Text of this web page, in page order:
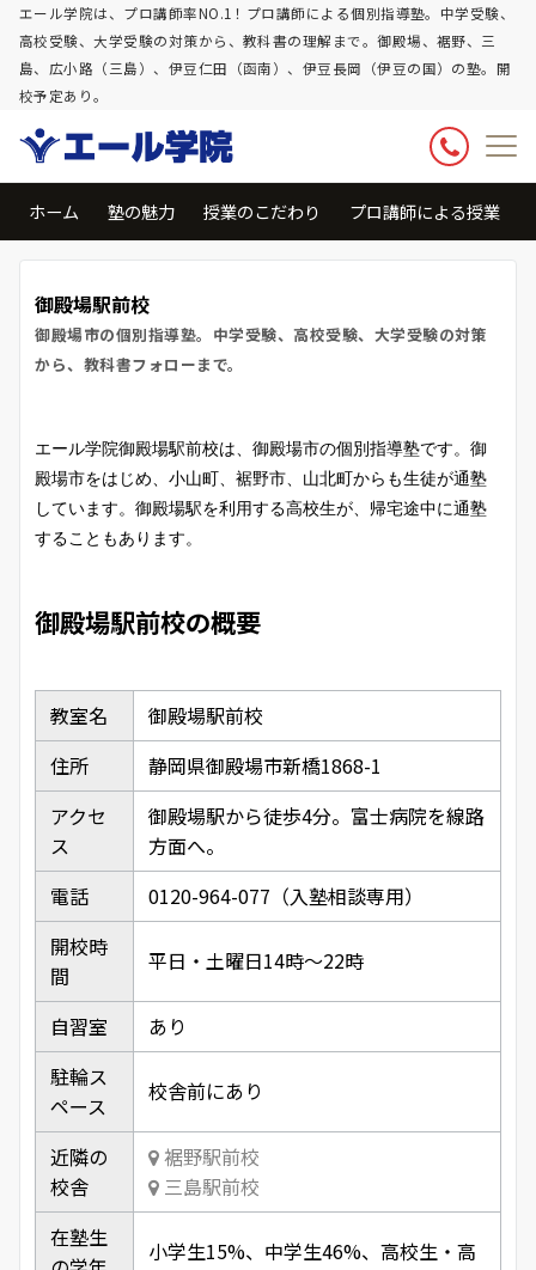
エール学院は、プロ講師率NO.1！プロ講師による個別指導塾。中学受験、
高校受験、大学受験の対策から、教科書の理解まで。御殿場、裾野、三
島、広小路（三島）、伊豆仁田（函南）、伊豆長岡（伊豆の国）の塾。開
校予定あり。
ホーム 塾の魅力 授業のこだわり プロ講師による授業
御殿場駅前校
御殿場市の個別指導塾。中学受験、高校受験、大学受験の対策
から、教科書フォローまで。
エール学院御殿場駅前校は、御殿場市の個別指導塾です。御
殿場市をはじめ、小山町、裾野市、山北町からも生徒が通塾
しています。御殿場駅を利用する高校生が、帰宅途中に通塾
することもあります。
御殿場駅前校の概要
教室名
御殿場駅前校
住所
静岡県御殿場市新橋1868-1
アクセ
ス
御殿場駅から徒歩4分。富士病院を線路
方面へ。
電話
0120-964-077（入塾相談専用）
開校時
間
平日・土曜日14時～22時
自習室
あり
駐輪ス
ペース
校舎前にあり
近隣の
校舎
裾野駅前校
三島駅前校
在塾生
小学生15%、中学生46%、高校生・高